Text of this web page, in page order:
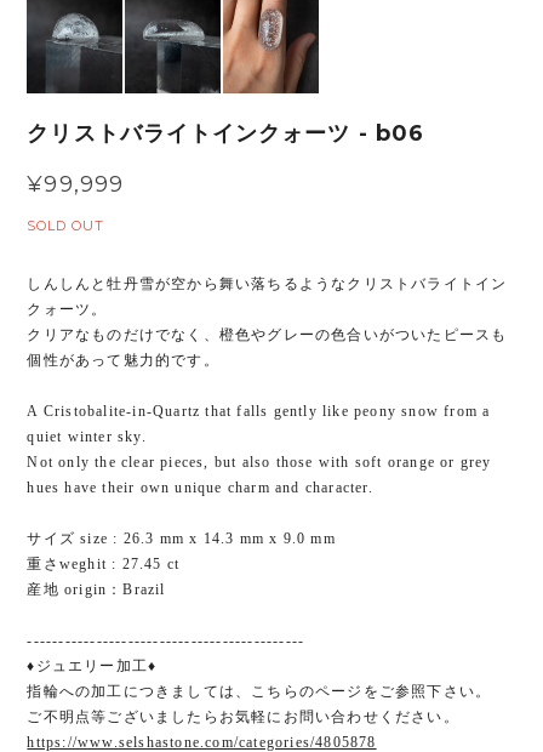
クリストバライトインクォーツ - b06
¥99,999
SOLD OUT
しんしんと牡丹雪が空から舞い落ちるようなクリストバライトイン
クォーツ。
クリアなものだけでなく、橙色やグレーの色合いがついたピースも
個性があって魅力的です。
A Cristobalite-in-Quartz that falls gently like peony snow from a
quiet winter sky.
Not only the clear pieces, but also those with soft orange or grey
hues have their own unique charm and character.
サイズ size : 26.3 mm x 14.3 mm x 9.0 mm
重さweghit : 27.45 ct
産地 origin：Brazil
--------------------------------------------
♦ジュエリー加工♦
指輪への加工につきましては、こちらのページをご参照下さい。
ご不明点等ございましたらお気軽にお問い合わせください。
https://www.selshastone.com/categories/4805878